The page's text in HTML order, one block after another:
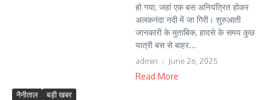
हो गया, जहां एक बस अनियंत्रित होकर
अलकनंदा नदी में जा गिरी। शुरुआती
जानकारी के मुताबिक, हादसे के समय कुछ
यात्री बस से बाहर...
admin June 26, 2025
Read More
नैनीताल बड़ी खबर